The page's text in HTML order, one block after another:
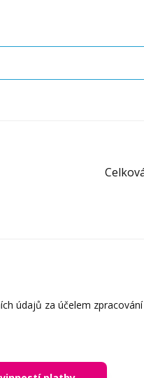
údajů za účelem zpracování